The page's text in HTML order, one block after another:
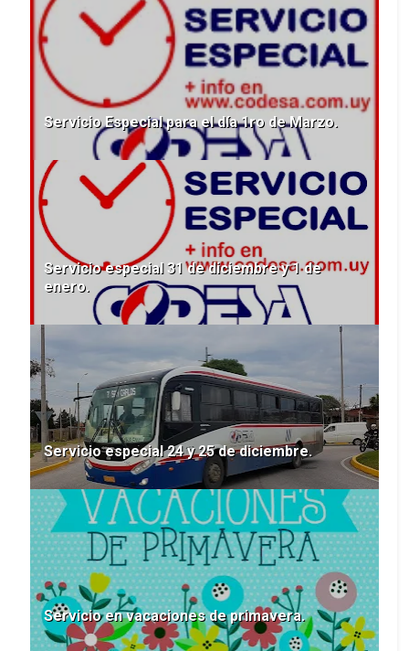
Servicio Especial para el día 1ro de Marzo.
Servicio especial 31 de diciembre y 1 de
enero.
Servicio especial 24 y 25 de diciembre.
Servicio en vacaciones de primavera.